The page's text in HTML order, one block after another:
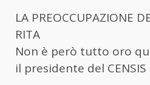
LA PREOCCUPAZIONE
RITA
Non è però tutto oro
il presidente del